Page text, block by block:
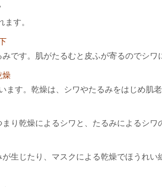
す。
です。肌がたるむと皮ふが寄るのでシワ
燥
す。乾燥は、シワやたるみをはじめ肌老
り乾燥によるシワと、たるみによるシワ
生じたり、マスクによる乾燥でほうれい